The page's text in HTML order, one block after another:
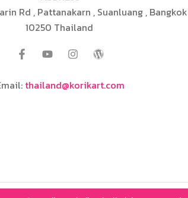
Rd , Pattanakarn , Suanluang , Bangkok
10250 Thailand
thailand@korikart.com